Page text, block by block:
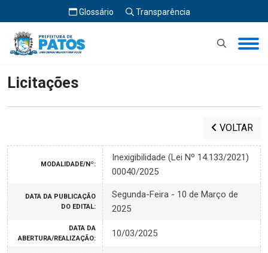
Glossário Transparência
Início Licitações
Licitações
VOLTAR
MODALIDADE/Nº:
Inexigibilidade (Lei Nº 14.133/2021)
00040/2025
DATA DA PUBLICAÇÃO
DO EDITAL:
Segunda-Feira - 10 de Março de
2025
DATA DA
ABERTURA/REALIZAÇÃO:
10/03/2025